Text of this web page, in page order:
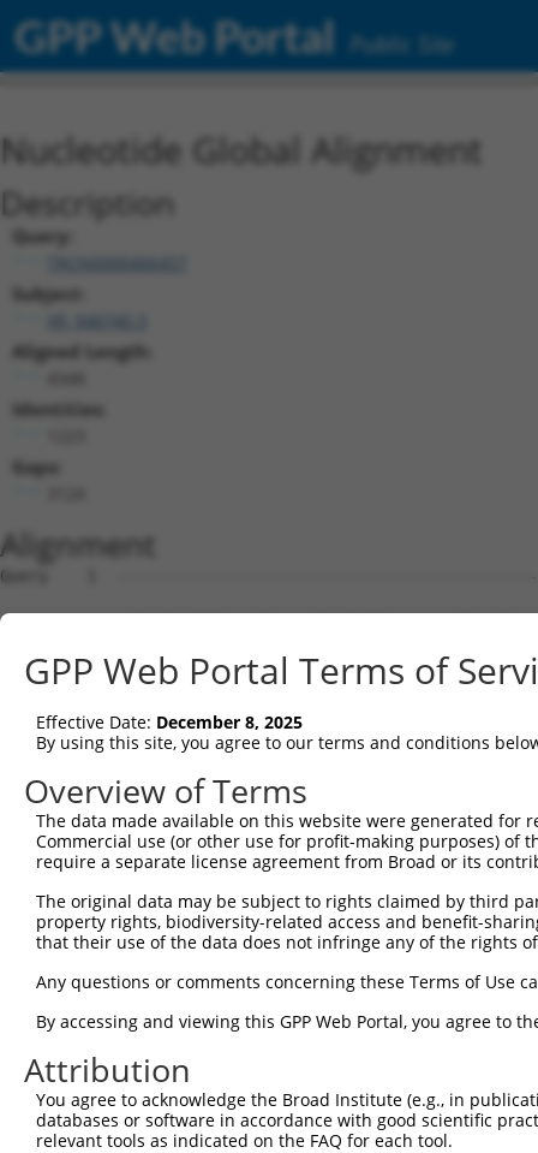
GPP Web Portal Public Site
Nucleotide Global Alignment
Description
Query:
TRCN0000466457
Subject:
XR_946740.3
Aligned Length:
Identities:
Gaps:
Alignment
Query    1  --------------------------------------------------------------------------  0
                                                                                      
Sbjct    1  ACTGCTGGTTTGCCCTCCCCCTGGTGTTGGCCCGGCTGACTCGGGGTAGGGGAGGTCGGGGAGGGGGCGATAAA  74

Query    1  --------------------------------------------------------------------------  0
                                                                                      
Sbjct   75  ATGGCGCAGGGGGCGGAGTGAGGCGCAGTCGTTCGCCCAGGCTTTGGCCCGGCTTCCGGAGGAAGGTGGGAGTC  148

Query    1  --------------------------------------------------------------------------  0
                                                                                      
Sbjct  149  AATCATTTTGACAAGTCTCCTGAAAGGAACAGCTAGCAGGAACTGAAACCTTTTTCCATTTGGTCTCGTGGCAA  222

Query    1  --------------------------------ATGATGTGCTCACGGGTGCCCTCTGAACAGTCTTCTGGTACC  42
                                            ||||||||||||||||||||||||||||||||||||||||||
Sbjct  223  AGGCAGAGATTGCTCCAGCAGCTCCACACAAAATGATGTGCTCACGGGTGCCCTCTGAACAGTCTTCTGGTACC  296

Query   43  TCTCTCTTGCCTAAAGACGGTGCCCCATTTTCTTGGGATTCCTTGGATGAGGATGGATTGGATGACTCCTTGCT  116
            ||||||||||||||||||||||||||||||||||||||||||||||||||||||||||||||||||||||||||
Sbjct  297  TCTCTCTTGCCTAAAGACGGTGCCCCATTTTCTTGGGATTCCTTGGATGAGGATGGATTGGATGACTCCTTGCT  370

Query  117  GGAGCTGTCAGAGGGAGAAGAAGATGATGGTGATGTAAATTACACAGAGGAAGAGATTGATGCACTGTTGAAGG  190
            ||||||||||||||||||||||||||||||||||||||||||||||||||||||||||||||||||||||||||
Sbjct  371  GGAGCTGTCAGAGGGAGAAGAAGATGATGGTGATGTAAATTACACAGAGGAAGAGATTGATGCACTGTTGAAGG  444

Query  191  AAGATGACCCATCATATGAGCAGTCTTCTGGGGAAGATGATGGTGGGCATGTTGAGAAGGGAGAAAGAGGGAGT  264
            ||||||||||||||||||||||||||||||||||||||||||||||||||||||||||||||||||||||||||
Sbjct  445  AAGATGACCCATCATATGAGCAGTCTTCTGGGGAAGATGATGGTGGGCATGTTGAGAAGGGAGAAAGAGGGAGT  518

Query  265  CAAATTCTACTTGATACTCCCCGAGAGAAAAATTCATCGTACAGCCTGGGACCAGTAGCTGAGACTCCTGACCT  338
            ||||||||||||||||||||||||||||||||||||||||||||||||||||||||||||||||||||||||||
Sbjct  519  CAAATTCTACTTGATACTCCCCGAGAGAAAAATTCATCGTACAGCCTGGGACCAGTAGCTGAGACTCCTGACCT  592

Query  339  CTTCAAACTACCTCAGCTAAGTACATCAAGTGGTCATGGACCAGCTCATACTAAACCATTAAACAGACGCTCTG  412
            ||||||||||||||||||||||||||||||||||||||||||||||||||||||||||||||||||||||||||
Sbjct  593  CTTCAAACTACCTCAGCTAAGTACATCAAGTGGTCATGGACCAGCTCATACTAAACCATTAAACAGACGCTCTG  666

Query  413  TACTAGAAAAGAATCTTATAAAAGTAACTGTTGCACCATTTAATCCAACAGTTTGTGATGCTCTGCTTGATAAG  486
            ||||||||||||||||||||||||||||||||||||||||||||||||||||||||||||||||||||||||||
Sbjct  667  TACTAGAAAAGAATCTTATAAAAGTAACTGTTGCACCATTTAATCCAACAGTTTGTGATGCTCTGCTTGATAAG  740

Query  487  GACGAGACTGATTCGTCCAAAGATACTGAAAAACTCTCTTCCCTTGGAGAAGAGATGAGAGAAGATGGTCTTAG  560
            ||||||||||||||||||||||||||||||||||||||||||||||||||||||||||||||||||||||||||
Sbjct  741  GACGAGACTGATTCGTCCAAAGATACTGAAAAACTCTCTTCCCTTGGAGAAGAGATGAGAGAAGATGGTCTTAG  814

Query  561  CCCAAATGAAAGCAAACTTTGTACTGAATCTGAAGGGATCAGCCCCAATAACTCTGCCTGGAATGGGCCCCAGC  634
            ||||||||||||||||||||||||||||||||||||||||||||||||||||||||||||||||||||||||||
Sbjct  815  CCCAAATGAAAGCAAACTTTGTACTGAATCTGAAGGGATCAGCCCCAATAACTCTGCCTGGAATGGGCCCCAGC  888

Query  635  TCTCTTCTTCAAACAATAACTTTCAACAGACTGTCTCTGATAAAAATATGCCTGACAGTGAGAACCCTACGTCT  708
            ||||||||||||||||||||||||||||||||||||||||||||||||||||||||||||||||||||||||||
Sbjct  889  TCTCTTCTTCAAACAATAACTTTCAACAGACTGTCTCTGATAAAAATATGCCTGACAGTGAGAACCCTACGTCT  962

Query  709  GTATTCTCTCGGATCTCAGACCATTCAGAGACTCCTAATATGGAGTTATCCTGCAGAAATGGTGGTTCACACAA  782
            ||||||||||||||||||||||||||||||||||||||||||||||||||||||||||||||||||||||||||
Sbjct  963  GTATTCTCTCGGATCTCAGACCATTCAGAGACTCCTAATATGGAGTTATCCTGCAGAAATGGTGGTTCACACAA  1036

Query  783  GTCAAGTTGTGAAATGAGATCTCTGGTTGTTTCCACCTCATCAAACAAACAGGATGTTCTTAACAAGGATTCTG  856
            ||||||||||||||||||||||||||||||||||||||||||||||||||||||||||||||||||||||||||
Sbjct 1037  GTCAAGTTGTGAAATGAGATCTCTGGTTGTTTCCACCTCATCAAACAAACAGGATGTTCTTAACAAGGATTCTG  1110

Query  857  GGAAGATGAAAGGCCATGAGAGAAGACTAGGCAAAGTCATTCCTGTTCTACAAACTAAGACCAGGACTAATGTT  930
            ||||||||||||||||||||||||||||||||||||||||||||||||||||||||||||||||||||||||||
Sbjct 1111  GGAAGATGAAAGGCCATGAGAGAAGACTAGGCAAAGTCATTCCTGTTCTACAAACTAAGACCAGGACTAATGTT  1184

Query  931  CCGACGTTTTCACAGTCAAATCTAGAACAGCAGAAGCAGCTTTATCTCAGGAGTGTCATTGCTCATATAGAAGA  1004
            ||||||||||||||||||||||||||||||||||||||||||||||||||||||||||||||||||||||||||
Sbjct 1185  CCGACGTTTTCACAGTCAAATCTAGAACAGCAGAAGCAGCTTTATCTCAGGAGTGTCATTGCTCATATAGAAGA  1258

Query 1005  CCCAGAGGACACTAACCAA----------------------------GGTATCTCGGGGGAGCTTTGTGCCTTG  1050
            |||||||||||||||||||                            |||||||||||||||||||||||||||
Sbjct 1259  CCCAGAGGACACTAACCAAGGATGAATCCCTAGAAGTGGAATTGCTGGGTATCTCGGGGGAGCTTTGTGCCTTG  1332

Query 1051  ATGGATCAAGTTCATCATATGCAGCACTCAAAATGGCAGCATCCTTCGGACCTCACCACGCGAAACTACGCCCG  1124
            ||||||||||||||||||||||||||||||||||||||||||||||||||||||||||||||||||||||||||
Sbjct 1333  ATGGATCAAGTTCATCATATGCAGCACTCAAAATGGCAGCATCCTTCGGACCTCACCACGCGAAACTACGCCCG  1406

Query 1125  CCGACAGAAACATCTGCAAAGATACAGTCTGACTCAGTGGGTTGACAGGAACATGCGAAGCCACCATCGGTTCC  1198
            ||||||||||||||||||||||||||||||||||||||||||||||||||||||||||||||||||||||||||
Sbjct 1407  CCGACAGAAACATCTGCAAAGATACAGTCTGACTCAGTGGGTTGACAGGAACATGCGAAGCCACCATCGGTTCC  1480

Query 1199  AGCGTCTCCCAGACTTCTCGTACAGA------------------------------------------------  1224
            |||||||||||||||||||||||||.                                                
Sbjct 1481  AGCGTCTCCCAGACTTCTCGTACAGTTAATTTGTGTCATCCCATCAGCAATGAAGGTCCCTATCCAGGGTCCTG  1554

Query
GPP Web Portal Terms of
Effective Date: December 8, 2025
By using this site, you agree to our terms and conditions
Overview of Terms
The data made available on this website were generated
Commercial use (or other use for profit-making purposes) of
require a separate license agreement from Broad or its
The original data may be subject to rights claimed by third
property rights, biodiversity-related access and benefit-
that their use of the data does not infringe any of the rights
Any questions or comments concerning these Terms of Use
By accessing and viewing this GPP Web Portal, you agree to
Attribution
You agree to acknowledge the Broad Institute (e.g., in
databases or software in accordance with good scientific
relevant tools as indicated on the FAQ for each tool.